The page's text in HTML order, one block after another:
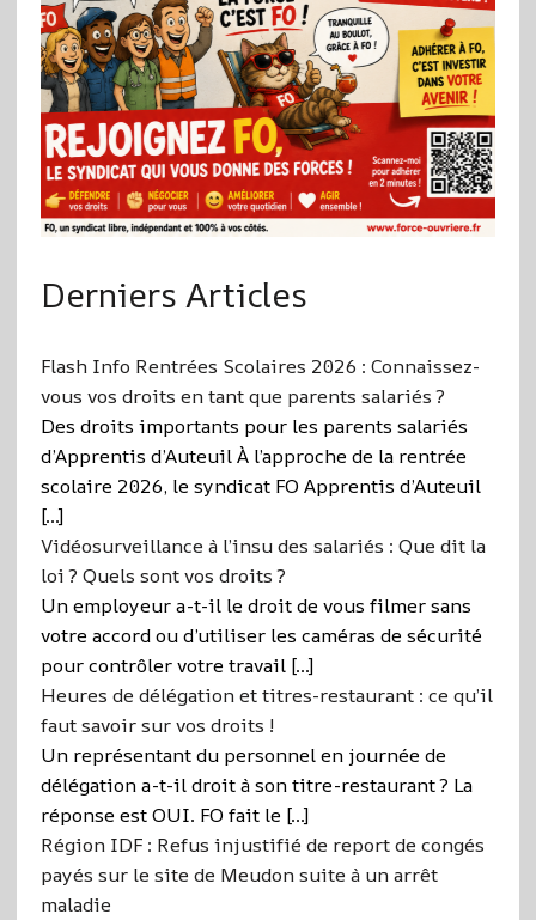
Derniers Articles
Flash Info Rentrées Scolaires 2026 : Connaissez-
vous vos droits en tant que parents salariés ?
Des droits importants pour les parents salariés
d’Apprentis d’Auteuil À l’approche de la rentrée
scolaire 2026, le syndicat FO Apprentis d’Auteuil
[…]
Vidéosurveillance à l’insu des salariés : Que dit la
loi ? Quels sont vos droits ?
Un employeur a-t-il le droit de vous filmer sans
votre accord ou d’utiliser les caméras de sécurité
pour contrôler votre travail […]
Heures de délégation et titres-restaurant : ce qu’il
faut savoir sur vos droits !
Un représentant du personnel en journée de
délégation a-t-il droit à son titre-restaurant ? La
réponse est OUI. FO fait le […]
Région IDF : Refus injustifié de report de congés
payés sur le site de Meudon suite à un arrêt
maladie